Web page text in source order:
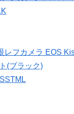
レフカメラ EOS
(ブラック)